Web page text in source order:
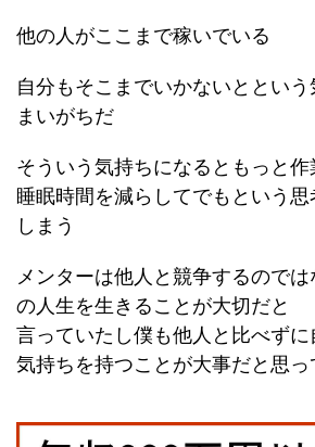
他の人がここまで稼いでいる
自分もそこまでいかないととい
まいがちだ
そういう気持ちになるともっと
睡眠時間を減らしてでもという
しまう
メンターは他人と競争するので
の人生を生きることが大切だと
言っていたし僕も他人と比べずに
気持ちを持つことが大事だと思っ